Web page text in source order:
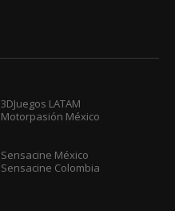
3DJuegos LATAM
Motorpasión México
Sensacine México
Sensacine Colombia